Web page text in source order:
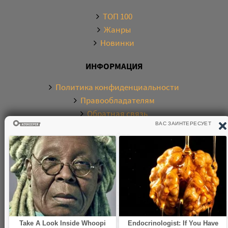
ТОП 100
Жанры
Новинки
ИНФОРМАЦИЯ
Политика конфиденциальности
Правообладателям
Обратная связь
О САЙТЕ
Электронная библиотека аудиокниг. Более 20000
аудиокниг в хорошем качестве. Слушайте аудиокниги
бесплатно онлайн и без регистрации. По любым
вопросам обращайтесь на почту: